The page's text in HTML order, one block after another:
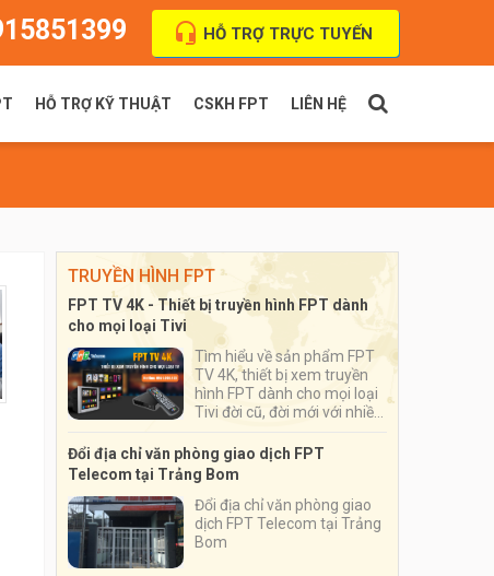
HỖ TRỢ TRỰC TUYẾN
HỖ TRỢ KỸ THUẬT CSKH FPT LIÊN HỆ
TRUYỀN HÌNH FPT
FPT TV 4K - Thiết bị truyền hình FPT dành
cho mọi loại Tivi
Tìm hiểu về sản phẩm FPT
TV 4K, thiết bị xem truyền
hình FPT dành cho mọi loại
Tivi đời cũ, đời mới với nhiều
kênh truyền hình lên tới hơn
200 kênh
Đổi địa chỉ văn phòng giao dịch FPT
Telecom tại Trảng Bom
Đổi địa chỉ văn phòng giao
dịch FPT Telecom tại Trảng
Bom